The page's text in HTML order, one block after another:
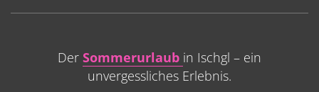
Der Sommerurlaub in Ischgl – ein
unvergessliches Erlebnis.